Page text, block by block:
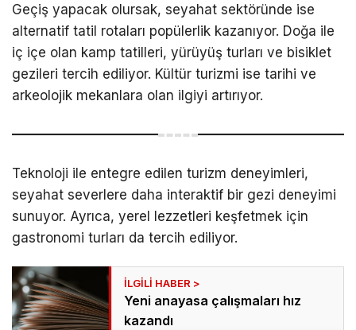
Geçiş yapacak olursak, seyahat sektöründe ise
alternatif tatil rotaları popülerlik kazanıyor. Doğa ile
iç içe olan kamp tatilleri, yürüyüş turları ve bisiklet
gezileri tercih ediliyor. Kültür turizmi ise tarihi ve
arkeolojik mekanlara olan ilgiyi artırıyor.
Teknoloji ile entegre edilen turizm deneyimleri,
seyahat severlere daha interaktif bir gezi deneyimi
sunuyor. Ayrıca, yerel lezzetleri keşfetmek için
gastronomi turları da tercih ediliyor.
Yeni anayasa çalışmaları hız
kazandı